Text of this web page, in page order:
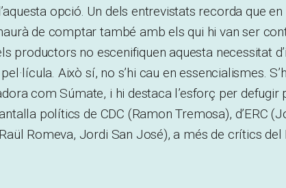
opció. Un dels entrevistats recorda que
de comptar també amb els qui hi van ser
productors no escenifiquen aquesta necessitat
Això sí, no s’hi cau en essencialismes.
com Súmate, i hi destaca l’esforç per defugir
polítics de CDC (Ramon Tremosa), d’ERC
Romeva, Jordi San José), a més de crítics